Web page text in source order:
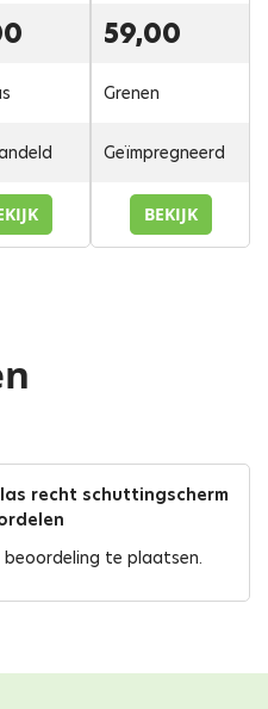
59,00
Grenen
Geïmpregneerd
BEKIJK
recht schuttingscherm
beoordeling te plaatsen.